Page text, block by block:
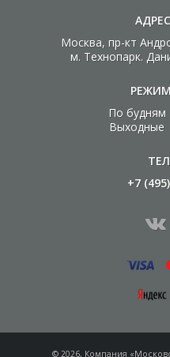
Москва, пр-кт
м. Технопарк.
По
Выходные
+7
© 2026, Компания